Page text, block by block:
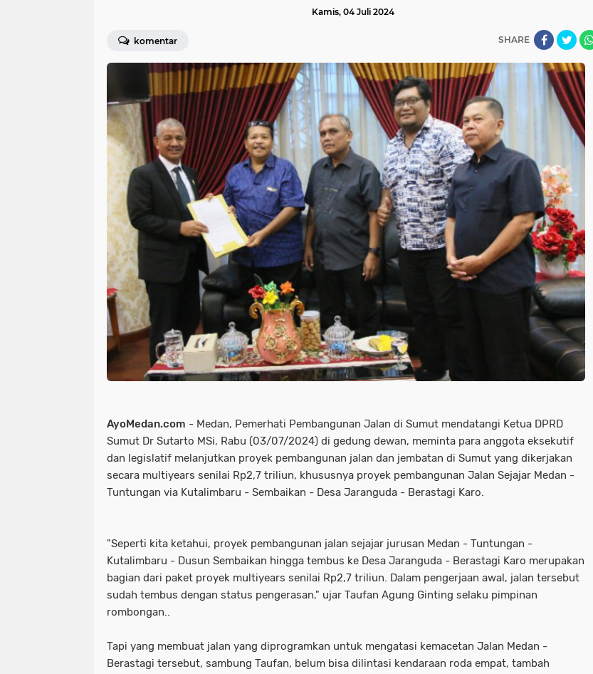
Kamis, 04 Juli 2024
komentar SHARE
AyoMedan.com - Medan, Pemerhati Pembangunan Jalan di Sumut mendatangi Ketua DPRD
Sumut Dr Sutarto MSi, Rabu (03/07/2024) di gedung dewan, meminta para anggota eksekutif
dan legislatif melanjutkan proyek pembangunan jalan dan jembatan di Sumut yang dikerjakan
secara multiyears senilai Rp2,7 triliun, khususnya proyek pembangunan Jalan Sejajar Medan -
Tuntungan via Kutalimbaru - Sembaikan - Desa Jaranguda - Berastagi Karo.
"Seperti kita ketahui, proyek pembangunan jalan sejajar jurusan Medan - Tuntungan -
Kutalimbaru - Dusun Sembaikan hingga tembus ke Desa Jaranguda - Berastagi Karo merupakan
bagian dari paket proyek multiyears senilai Rp2,7 triliun. Dalam pengerjaan awal, jalan tersebut
sudah tembus dengan status pengerasan," ujar Taufan Agung Ginting selaku pimpinan
rombongan..
Tapi yang membuat jalan yang diprogramkan untuk mengatasi kemacetan Jalan Medan -
Berastagi tersebut, sambung Taufan, belum bisa dilintasi kendaraan roda empat, tambah